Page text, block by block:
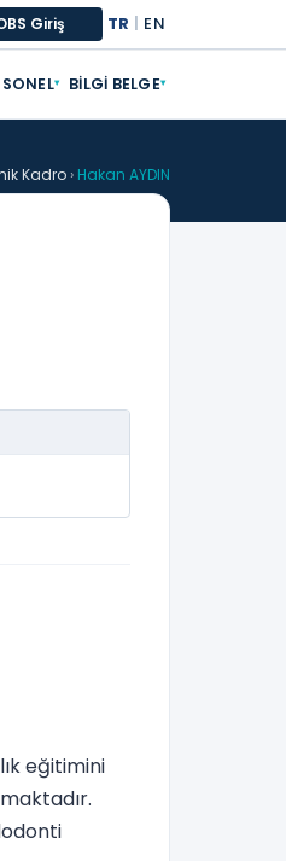
Giriş TR | EN
▾ BILGI BELGE▾
Kadro › Hakan AYDIN
eğitimini